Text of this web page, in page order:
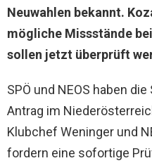
Neuwahlen bekannt.
mögliche Missstände
sollen jetzt überprüft
SPÖ und NEOS haben
Antrag im
Klubchef Weninger und
fordern eine sofortige